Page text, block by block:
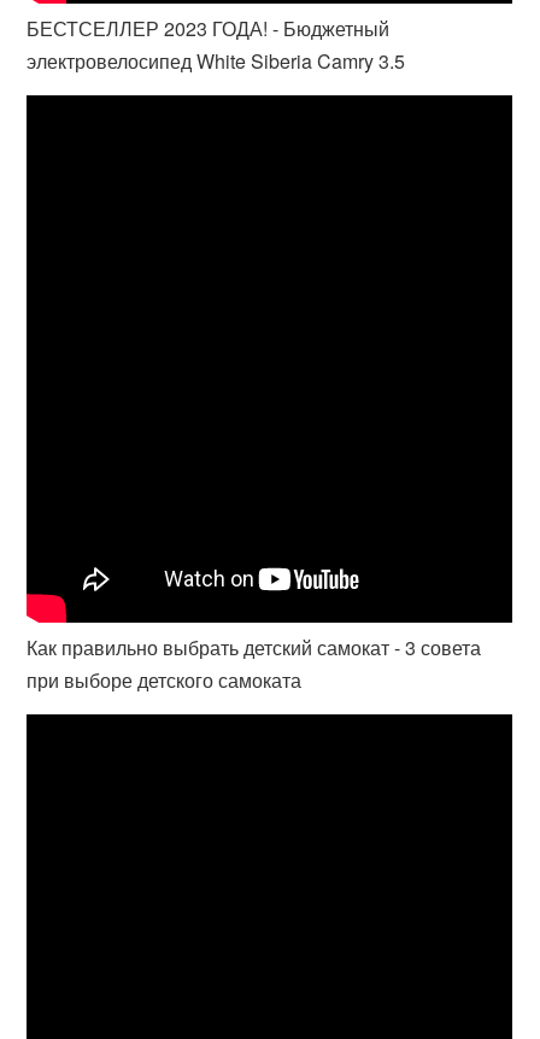
БЕСТСЕЛЛЕР 2023 ГОДА! - Бюджетный
электровелосипед White Siberia Camry 3.5
Как правильно выбрать детский самокат - 3 совета
при выборе детского самоката